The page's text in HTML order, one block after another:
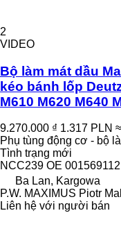
2
VIDEO
Bộ làm mát dầu
kéo bánh lốp
M610 M620 M640
9.270.000 ₫ 1.317 PLN
Phụ tùng động cơ - bộ
Tình trạng mới
NCC239 OE
Ba Lan, Kargowa
P.W. MAXIMUS Piotr
Liên hệ với người bán